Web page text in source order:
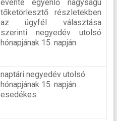
évente egyenlő nagyságú
tőketörlesztő részletekben
az ügyfél választása
szerinti negyedév utolsó
hónapjának 15. napján
naptári negyedév utolsó
hónapjának 15. napján
esedékes